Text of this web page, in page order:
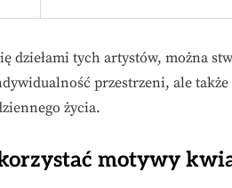
dziełami tych artystów, można
przestrzeni, ale
życia.
motywy